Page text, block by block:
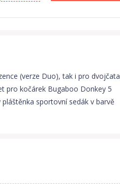
(verze Duo), tak i pro dvojčata
pro kočárek Bugaboo Donkey 5
sportovní sedák v barvě